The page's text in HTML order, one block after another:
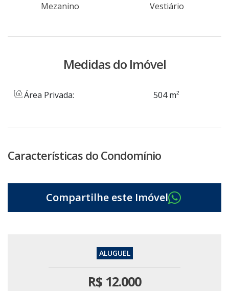
Mezanino
Vestiário
Medidas do Imóvel
Área Privada: 504 m²
Características do Condomínio
R$ 12.000